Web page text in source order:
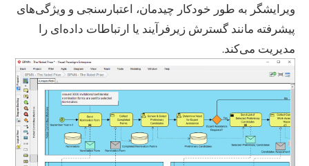
ویرایشگر به طور خودکار چیدمان، اعتبارسنجی و ویژگی‌های
پیشرفته مانند گسترش زیرفرآیند یا ارتباطات داده‌ای را
مدیریت می‌کند.